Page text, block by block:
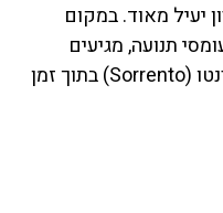
יעיל מאוד. במקום
תנועה, מגיעים
ישירות ללב אזור התיירות של סורנטו (Sorrento) בתוך זמן